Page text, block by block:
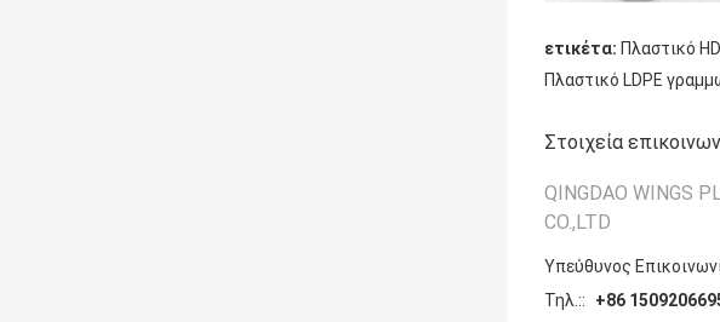
ετικέτα: Πλαστικό
Πλαστικό LDPE
Στοιχεία
QINGDAO WINGS
CO.,LTD
Υπεύθυνος
Τηλ.::
+86